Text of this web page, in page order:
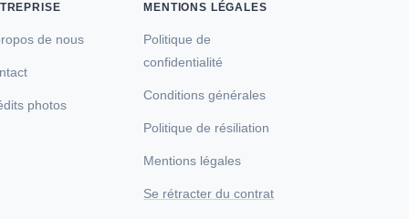
de nous
photos
MENTIONS LÉGALES
Politique de
confidentialité
Conditions générales
Politique de résiliation
Mentions légales
Se rétracter du contrat